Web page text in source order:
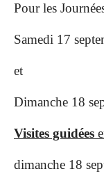
Pour les
Samedi 17
et
Dimanche 18
Visites guidées
dimanche 18